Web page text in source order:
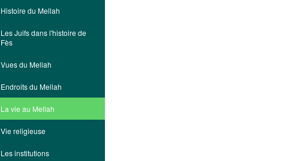
Histoire du Mellah
Les Juifs dans l'histoire de
Fès
Vues du Mellah
Endroits du Mellah
La vie au Mellah
Vie religieuse
Les institutions